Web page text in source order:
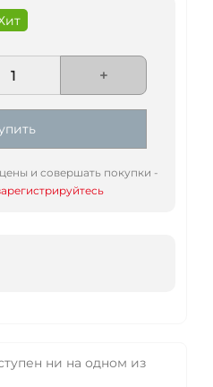
+
и совершать покупки -
ни на одном из